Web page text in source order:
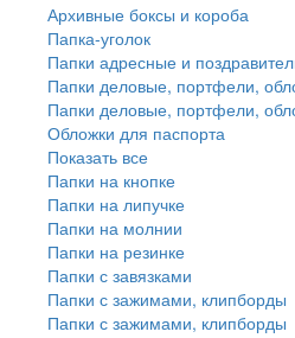
Архивные боксы и короба
Папка-уголок
Папки адресные и
Папки деловые, портфели,
Папки деловые, портфели,
Обложки для паспорта
Показать все
Папки на кнопке
Папки на липучке
Папки на молнии
Папки на резинке
Папки с завязками
Папки с зажимами, клипборды
Папки с зажимами, клипборды